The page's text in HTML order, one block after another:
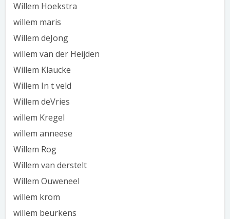
Willem Hoekstra
willem maris
Willem deJong
willem van der Heijden
Willem Klaucke
Willem In t veld
Willem deVries
willem Kregel
willem anneese
Willem Rog
Willem van derstelt
Willem Ouweneel
willem krom
willem beurkens